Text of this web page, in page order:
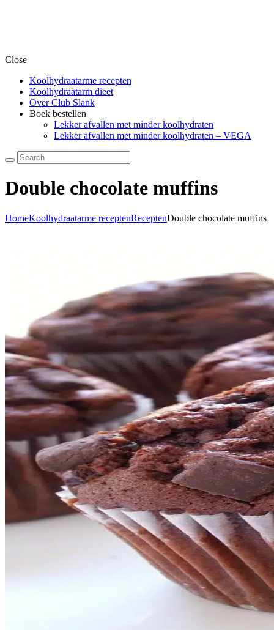
Close
Koolhydraatarme recepten
Koolhydraatarm dieet
Over Club Slank
Boek bestellen
Lekker afvallen met minder koolhydraten
Lekker afvallen met minder koolhydraten – VEGA
Double chocolate muffins
HomeKoolhydraatarme receptenReceptenDouble chocolate muffins